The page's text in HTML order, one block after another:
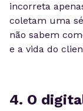
incorreta
coletam uma
não sabem
e a vida do
4. O